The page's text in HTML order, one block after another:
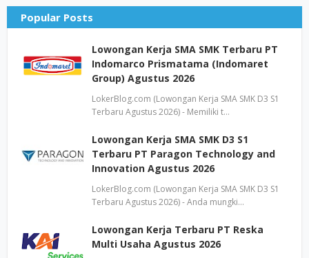
Popular Posts
Lowongan Kerja SMA SMK Terbaru PT
Indomarco Prismatama (Indomaret
Group) Agustus 2026
LokerBlog.com (Lowongan Kerja SMA SMK D3 S1
Terbaru Agustus 2026) - Memiliki t…
Lowongan Kerja SMA SMK D3 S1
Terbaru PT Paragon Technology and
Innovation Agustus 2026
LokerBlog.com (Lowongan Kerja SMA SMK D3 S1
Terbaru Agustus 2026) - Anda mungki…
Lowongan Kerja Terbaru PT Reska
Multi Usaha Agustus 2026